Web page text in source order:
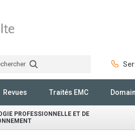
Revues Traités EMC
PROFESSIONNELLE ET DE